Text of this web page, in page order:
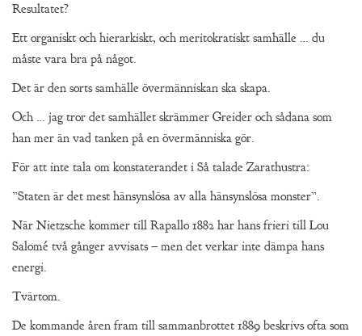
Resultatet?
Ett organiskt och hierarkiskt, och meritokratiskt samhälle … du
måste vara bra på något.
Det är den sorts samhälle övermänniskan ska skapa.
Och … jag tror det samhället skrämmer Greider och sådana som
han mer än vad tanken på en övermänniska gör.
För att inte tala om konstaterandet i Så talade Zarathustra:
”Staten är det mest hänsynslösa av alla hänsynslösa monster”.
När Nietzsche kommer till Rapallo 1882 har hans frieri till Lou
Salomé två gånger avvisats – men det verkar inte dämpa hans
energi.
Tvärtom.
De kommande åren fram till sammanbrottet 1889 beskrivs ofta som